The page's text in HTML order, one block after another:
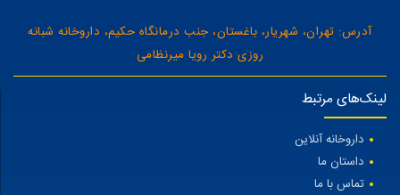
آدرس: تهران، شهریار، باغستان، جنب درمانگاه حکیم، داروخانه شبانه
روزی دکتر رویا میرنظامی
لینک‌های مرتبط
داروخانه آنلاین
داستان ما
تماس با ما